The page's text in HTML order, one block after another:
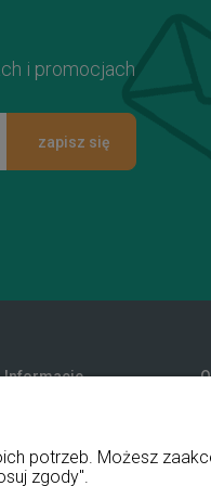
i promocjach
zapisz się
Informacje
Polityka prywatności
potrzeb. Możesz
zgody".